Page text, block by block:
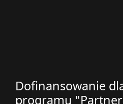
Dofinansowanie
programu